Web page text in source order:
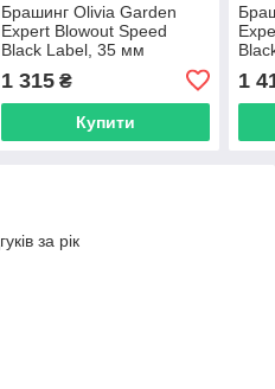
Брашинг Olivia Garden
Expert Blowout Speed
Black Label, 35 мм
1 315₴
Купити
1
за рік